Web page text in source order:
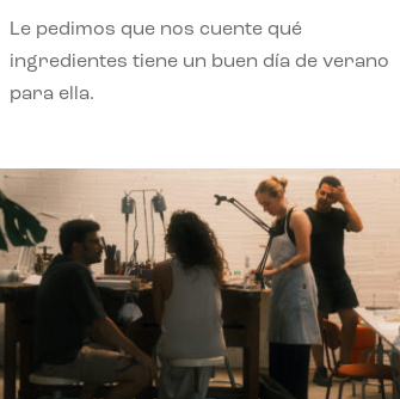
Le pedimos que nos cuente qué
ingredientes tiene un buen día de verano
para ella.